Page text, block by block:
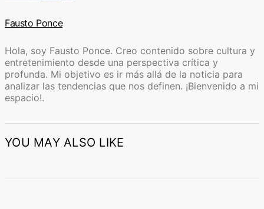
Fausto Ponce
Hola, soy Fausto Ponce. Creo contenido sobre cultura y
entretenimiento desde una perspectiva crítica y
profunda. Mi objetivo es ir más allá de la noticia para
analizar las tendencias que nos definen. ¡Bienvenido a mi
espacio!.
YOU MAY ALSO LIKE